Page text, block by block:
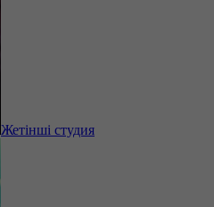
Жетінші студия